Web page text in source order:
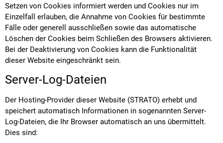
Setzen von Cookies informiert werden und Cookies nur im
Einzelfall erlauben, die Annahme von Cookies für bestimmte
Fälle oder generell ausschließen sowie das automatische
Löschen der Cookies beim Schließen des Browsers aktivieren.
Bei der Deaktivierung von Cookies kann die Funktionalität
dieser Website eingeschränkt sein.
Server-Log-Dateien
Der Hosting-Provider dieser Website (STRATO) erhebt und
speichert automatisch Informationen in sogenannten Server-
Log-Dateien, die Ihr Browser automatisch an uns übermittelt.
Dies sind: